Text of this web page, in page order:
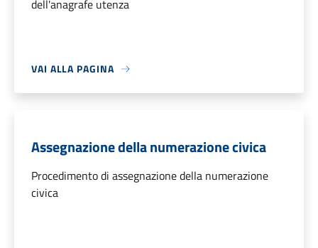
dell'anagrafe utenza
VAI ALLA PAGINA
Assegnazione della numerazione civica
Procedimento di assegnazione della numerazione
civica